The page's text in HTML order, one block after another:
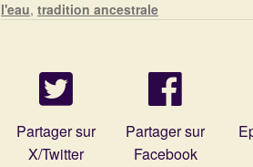
l'eau,tradition ancestrale
Partager sur
X/Twitter
Partager sur
Facebook